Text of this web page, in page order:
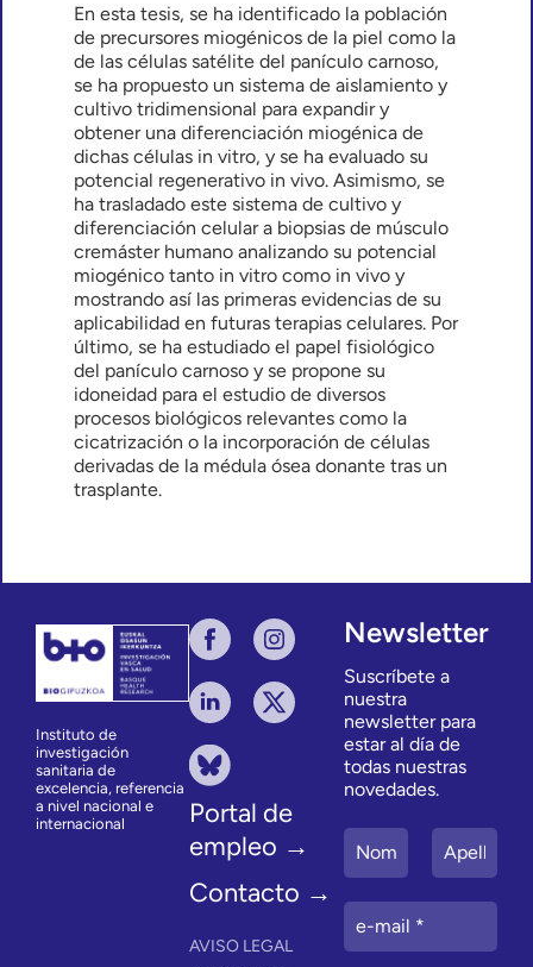
En esta tesis, se ha identificado la población
de precursores miogénicos de la piel como la
de las células satélite del panículo carnoso,
se ha propuesto un sistema de aislamiento y
cultivo tridimensional para expandir y
obtener una diferenciación miogénica de
dichas células in vitro, y se ha evaluado su
potencial regenerativo in vivo. Asimismo, se
ha trasladado este sistema de cultivo y
diferenciación celular a biopsias de músculo
cremáster humano analizando su potencial
miogénico tanto in vitro como in vivo y
mostrando así las primeras evidencias de su
aplicabilidad en futuras terapias celulares. Por
último, se ha estudiado el papel fisiológico
del panículo carnoso y se propone su
idoneidad para el estudio de diversos
procesos biológicos relevantes como la
cicatrización o la incorporación de células
derivadas de la médula ósea donante tras un
trasplante.
Instituto de
investigación
sanitaria de
excelencia, referencia
a nivel nacional e
internacional
Portal de
empleo →
Contacto →
AVISO LEGAL
Newsletter
Suscríbete a
nuestra
newsletter para
estar al día de
todas nuestras
novedades.